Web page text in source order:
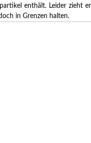
enthält. Leider zieht er
in Grenzen halten.